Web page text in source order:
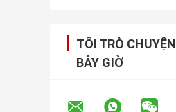
TÔI TRÒ
BÂY GIỜ